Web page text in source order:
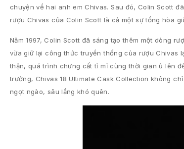
chuyện về hai anh em Chivas. Sau đó, Colin Scott
rượu Chivas của Colin Scott là cả một sự tổng hòa
Năm 1997, Colin Scott đã sáng tạo thêm một dòng
vừa giữ lại công thức truyền thống của rượu Chivas
thận, quá trình chưng cất tỉ mỉ cùng thời gian ủ lên
trường, Chivas 18 Ultimate Cask Collection không
ngọt ngào, sâu lắng khó quên.